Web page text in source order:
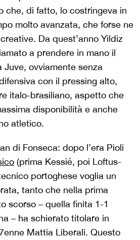
che, di fatto, lo costringeva in
molto avanzata, che forse ne
Da quest’anno Yildiz
a prendere in mano il
Juve, ovviamente senza
con il pressing alto,
italo-brasiliano, aspetto che
disponibilità e anche
atletico.
di Fonseca: dopo l’era Pioli
(prima Kessié, poi Loftus-
portoghese voglia un
tanto che nella prima
scorso – quella finita 1-1
– ha schierato titolare in
Mattia Liberali. Questo